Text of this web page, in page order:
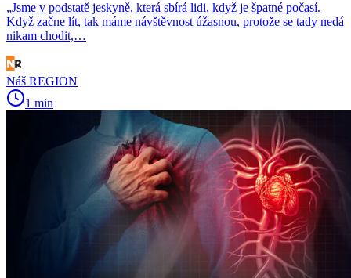
„Jsme v podstatě jeskyně, která sbírá lidi, když je špatné počasí.
Když začne lít, tak máme návštěvnost úžasnou, protože se tady nedá
nikam chodit,…
Náš REGION
1 min